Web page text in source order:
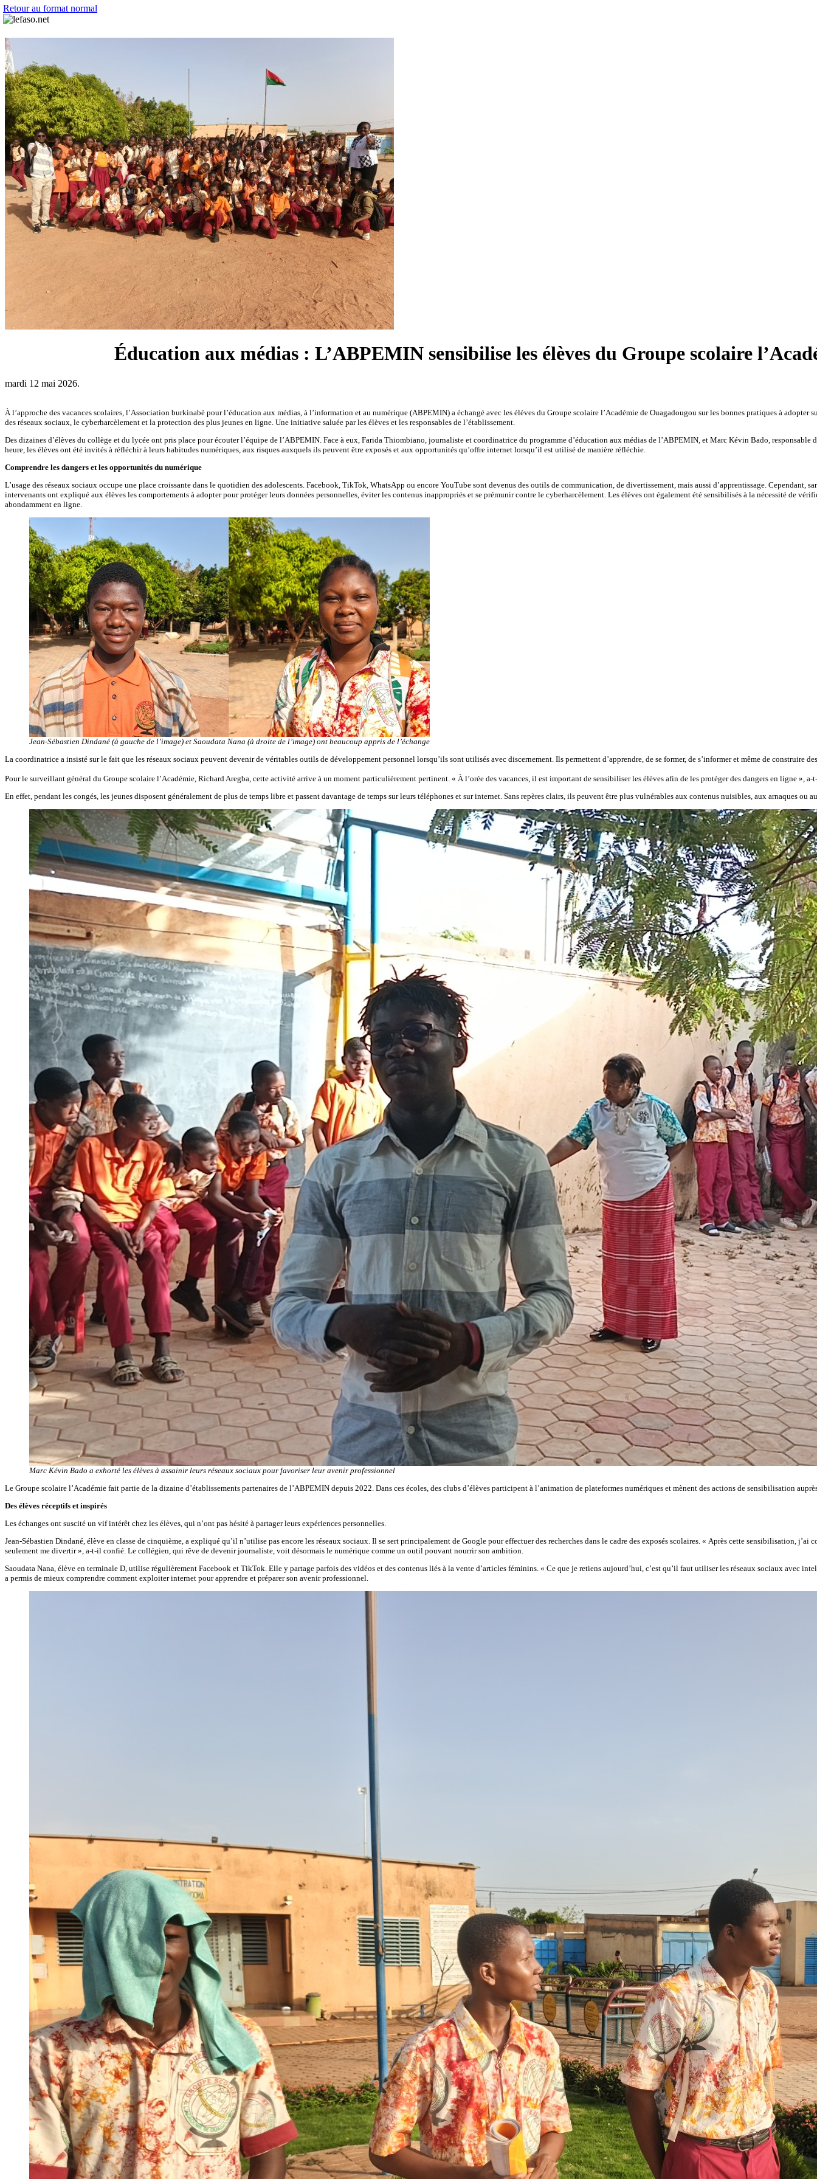
Retour au format normal
‎Éducation aux médias : L’ABPEMIN sensibilise les élèves du Groupe scolaire
mardi 12 mai 2026.
‎À l’approche des vacances scolaires, l’Association burkinabè pour l’éducation aux médias, à l’information et au numérique (ABPEMIN) a échangé avec les élèves du Groupe scolaire l’Académie de Ouagadougou sur les bonnes pratiques à adopter
des réseaux sociaux, le cyberharcèlement et la protection des plus jeunes en ligne. Une initiative saluée par les élèves et les responsables de l’établissement.
Des dizaines d’élèves du collège et du lycée ont pris place pour écouter l’équipe de l’ABPEMIN. Face à eux, Farida Thiombiano, journaliste et coordinatrice du programme d’éducation aux médias de l’ABPEMIN, et Marc Kévin Bado,
heure, les élèves ont été invités à réfléchir à leurs habitudes numériques, aux risques auxquels ils peuvent être exposés et aux opportunités qu’offre internet lorsqu’il est utilisé de manière réfléchie.
‎Comprendre les dangers et les opportunités du numérique
‎L’usage des réseaux sociaux occupe une place croissante dans le quotidien des adolescents. Facebook, TikTok, WhatsApp ou encore YouTube sont devenus des outils de communication, de divertissement, mais aussi d’apprentissage. Cependant,
intervenants ont expliqué aux élèves les comportements à adopter pour protéger leurs données personnelles, éviter les contenus inappropriés et se prémunir contre le cyberharcèlement. Les élèves ont également été sensibilisés à la nécessité de
abondamment en ligne.
Jean-Sébastien Dindané (à gauche de l’image) et Saoudata Nana (à droite de l’image) ont beaucoup appris de l’échange
‎La coordinatrice a insisté sur le fait que les réseaux sociaux peuvent devenir de véritables outils de développement personnel lorsqu’ils sont utilisés avec discernement. Ils permettent d’apprendre, de se former, de s’informer et même de construire
‎Pour le surveillant général du Groupe scolaire l’Académie, Richard Aregba, cette activité arrive à un moment particulièrement pertinent. « À l’orée des vacances, il est important de sensibiliser les élèves afin de les protéger des dangers en ligne »,
‎En effet, pendant les congés, les jeunes disposent généralement de plus de temps libre et passent davantage de temps sur leurs téléphones et sur internet. Sans repères clairs, ils peuvent être plus vulnérables aux contenus nuisibles, aux arnaques ou
Marc Kévin Bado a exhorté les élèves à assainir leurs réseaux sociaux pour favoriser leur avenir professionnel
‎Le Groupe scolaire l’Académie fait partie de la dizaine d’établissements partenaires de l’ABPEMIN depuis 2022. Dans ces écoles, des clubs d’élèves participent à l’animation de plateformes numériques et mènent des actions de sensibilisation
‎Des élèves réceptifs et inspirés
‎Les échanges ont suscité un vif intérêt chez les élèves, qui n’ont pas hésité à partager leurs expériences personnelles.
‎Jean-Sébastien Dindané, élève en classe de cinquième, a expliqué qu’il n’utilise pas encore les réseaux sociaux. Il se sert principalement de Google pour effectuer des recherches dans le cadre des exposés scolaires. « Après cette sensibilisation,
seulement me divertir », a-t-il confié. Le collégien, qui rêve de devenir journaliste, voit désormais le numérique comme un outil pouvant nourrir son ambition.
Saoudata Nana, élève en terminale D, utilise régulièrement Facebook et TikTok. Elle y partage parfois des vidéos et des contenus liés à la vente d’articles féminins. « Ce que je retiens aujourd’hui, c’est qu’il faut utiliser les réseaux sociaux avec
a permis de mieux comprendre comment exploiter internet pour apprendre et préparer son avenir professionnel.